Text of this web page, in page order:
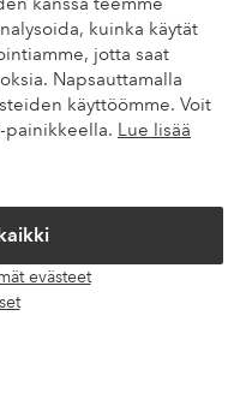
kuinka käytät
jotta saat
Napsauttamalla
käyttöömme. Voit
painikkeella. Lue lisää
evästeet